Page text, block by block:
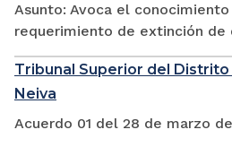
Asunto: Avoca el
requerimiento de extinción de
Tribunal Superior del Distrito
Neiva
Acuerdo 01 del 28 de marzo